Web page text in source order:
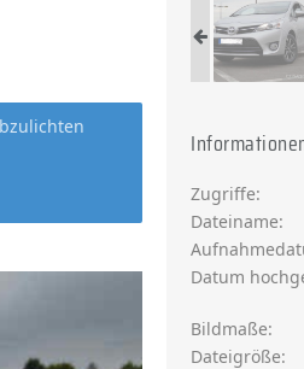
Zugriffe
Dateiname
Datum
Bildmaße
Dateigröße